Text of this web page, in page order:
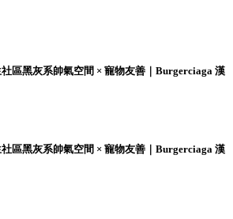
社區黑灰系帥氣空間 × 寵物友善｜Burgerciaga 漢
社區黑灰系帥氣空間 × 寵物友善｜Burgerciaga 漢